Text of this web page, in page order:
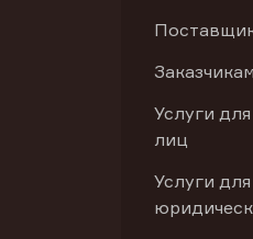
Заказчикам
Услуги
лиц
Услуги для